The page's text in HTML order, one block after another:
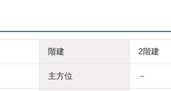
階建 2階建
主方位 －